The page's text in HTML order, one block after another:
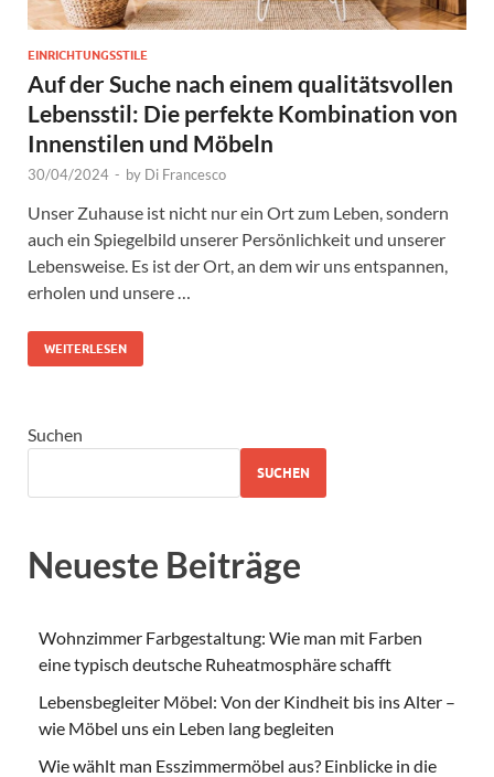
EINRICHTUNGSSTILE
Auf der Suche nach einem qualitätsvollen
Lebensstil: Die perfekte Kombination von
Innenstilen und Möbeln
30/04/2024 - by Di Francesco
Unser Zuhause ist nicht nur ein Ort zum Leben, sondern
auch ein Spiegelbild unserer Persönlichkeit und unserer
Lebensweise. Es ist der Ort, an dem wir uns entspannen,
erholen und unsere …
WEITERLESEN
Suchen
SUCHEN
Neueste Beiträge
Wohnzimmer Farbgestaltung: Wie man mit Farben
eine typisch deutsche Ruheatmosphäre schafft
Lebensbegleiter Möbel: Von der Kindheit bis ins Alter –
wie Möbel uns ein Leben lang begleiten
Wie wählt man Esszimmermöbel aus? Einblicke in die